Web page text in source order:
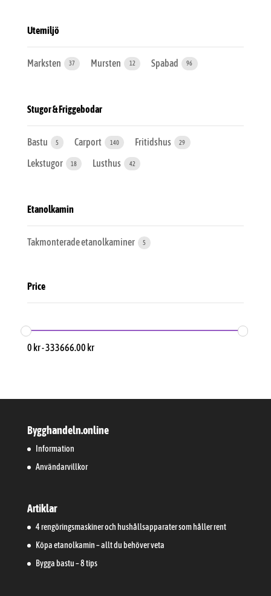
Utemiljö
Marksten 37 Mursten 12 Spabad 96
Stugor & Friggebodar
Bastu 5 Carport 140 Fritidshus 29
Lekstugor 18 Lusthus 42
Etanolkamin
Takmonterade etanolkaminer 5
Price
0 kr-333666.00 kr
Bygghandeln.online
Information
Användarvillkor
Artiklar
4 rengöringsmaskiner och hushållsapparater som håller rent
Köpa etanolkamin – allt du behöver veta
Bygga bastu – 8 tips